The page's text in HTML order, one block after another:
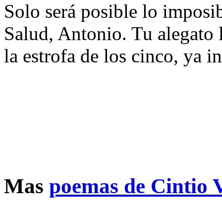
Solo será posible lo
Salud, Antonio. Tu alegato
la estrofa de los cinco, ya
Mas poemas de Cintio